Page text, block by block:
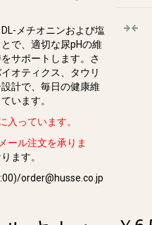
メチオニンおよび塩
で、適切な尿pHの維
サポートします。さ
オティクス、タウリ
計で、毎日の健康維
います。
入っています。
ール注文を承りま
ます。
order@husse.co.jp